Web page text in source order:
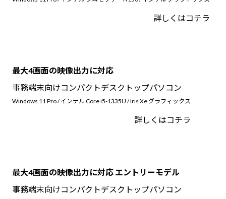
詳しくはコチラ
最大4画面の映像出力に対応
事務端末向けコンパクトデスクトップパソコン
Windows 11 Pro / インテル Core i5-1335U / Iris Xe グラフィックス
詳しくはコチラ
最大4画面の映像出力に対応 エントリーモデル
事務端末向けコンパクトデスクトップパソコン